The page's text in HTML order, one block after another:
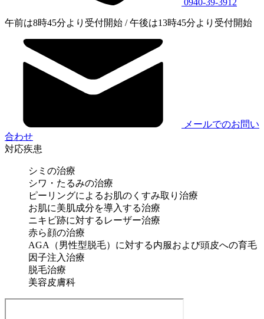
午前は8時45分より受付開始 / 午後は13時45分より受付開始
メールでのお問い
合わせ
対応疾患
シミの治療
シワ・たるみの治療
ピーリングによるお肌のくすみ取り治療
お肌に美肌成分を導入する治療
ニキビ跡に対するレーザー治療
赤ら顔の治療
AGA（男性型脱毛）に対する内服および頭皮への育毛
因子注入治療
脱毛治療
美容皮膚科